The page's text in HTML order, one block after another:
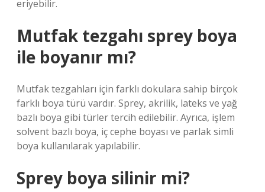
eriyebilir.
Mutfak tezgahı sprey boya
ile boyanır mı?
Mutfak tezgahları için farklı dokulara sahip birçok
farklı boya türü vardır. Sprey, akrilik, lateks ve yağ
bazlı boya gibi türler tercih edilebilir. Ayrıca, işlem
solvent bazlı boya, iç cephe boyası ve parlak simli
boya kullanılarak yapılabilir.
Sprey boya silinir mi?